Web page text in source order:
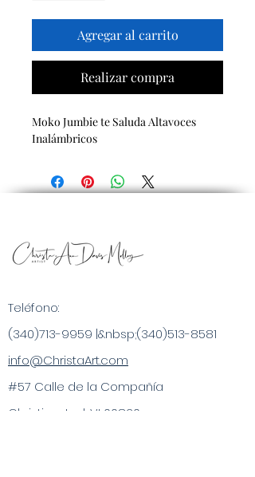
Agregar al carrito
Realizar compra
Moko Jumbie te Saluda Altavoces
Inalámbricos
Teléfono:
(340)713-9959 |&nbsp;(340)513-8581
info@ChristaArt.com
#57 Calle de la Compañía
Christiansted, VI 00820